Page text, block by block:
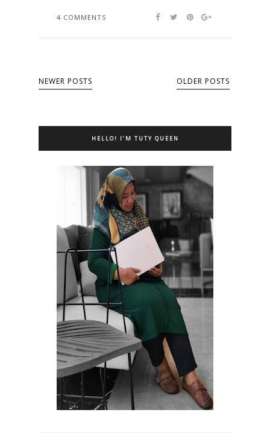
4 COMMENTS
NEWER POSTS OLDER POSTS
HELLO! I’M TUTY QUEEN